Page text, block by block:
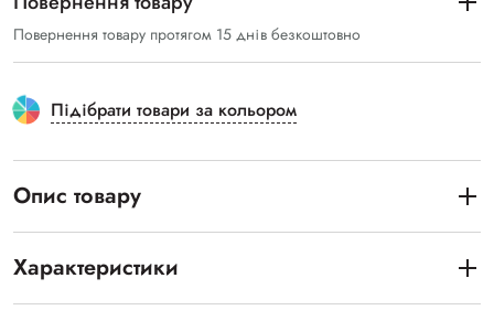
Повернення товару протягом 15 днів безкоштовно
Підібрати товари за кольором
Опис товару
Характеристики